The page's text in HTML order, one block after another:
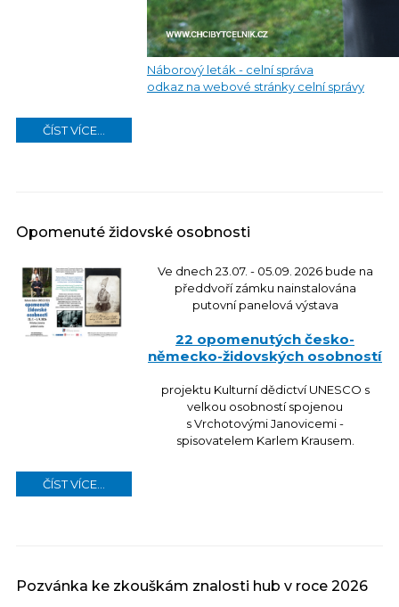
Náborový leták - celní správa
odkaz na webové stránky celní správy
ČÍST VÍCE...
Opomenuté židovské osobnosti
Ve dnech 23.07. - 05.09. 2026 bude na
předdvoří zámku nainstalována
putovní panelová výstava
22 opomenutých česko-
německo-židovských osobností
projektu Kulturní dědictví UNESCO s
velkou osobností spojenou
s Vrchotovými Janovicemi -
spisovatelem Karlem Krausem.
ČÍST VÍCE...
Pozvánka ke zkouškám znalosti hub v roce 2026